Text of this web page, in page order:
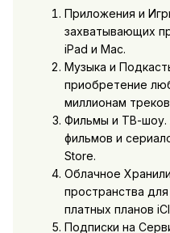
Приложения и
захватывающих
iPad и Mac.
Музыка и
приобретение
миллионам
Фильмы и ТВ-шоу.
фильмов и
Store.
Облачное
пространства
платных планов
Подписки на